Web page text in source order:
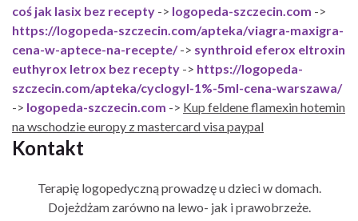
coś jak lasix bez recepty -> logopeda-szczecin.com ->
https://logopeda-szczecin.com/apteka/viagra-maxigra-
cena-w-aptece-na-recepte/-> synthroid eferox eltroxin
euthyrox letrox bez recepty -> https://logopeda-
szczecin.com/apteka/cyclogyl-1%-5ml-cena-warszawa/
-> logopeda-szczecin.com -> Kup feldene flamexin hotemin
na wschodzie europy z mastercard visa paypal
Kontakt
Terapię logopedyczną prowadzę u dzieci w domach.
Dojeżdżam zarówno na lewo- jak i prawobrzeże.